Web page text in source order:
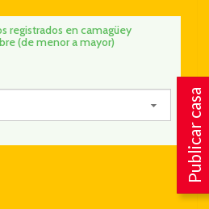
Publicar casa
registrados en camagüey
(de menor a mayor)